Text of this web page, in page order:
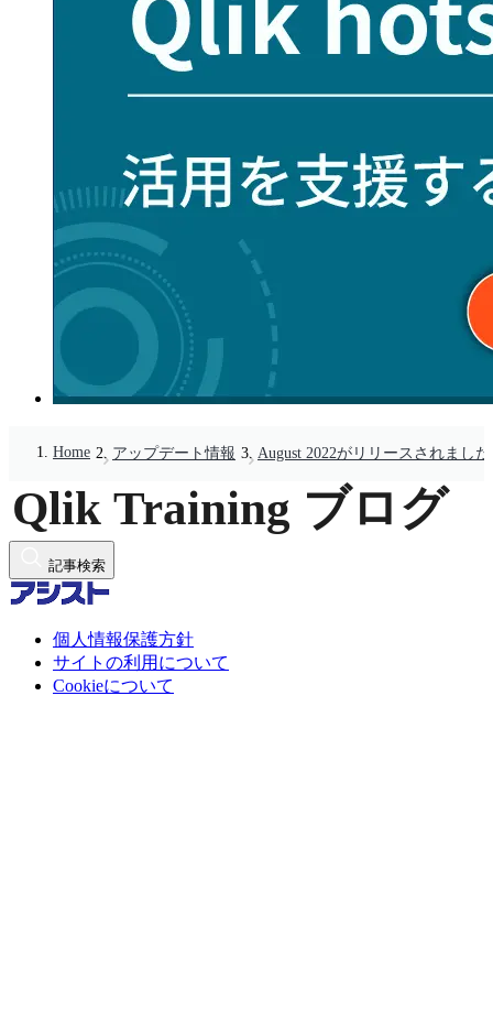
Home アップデート情報 August 2022がリリースされまし
記事検索
個人情報保護方針
サイトの利用について
Cookieについて